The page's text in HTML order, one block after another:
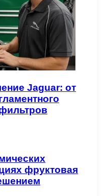
Jaguar: от
фруктовая